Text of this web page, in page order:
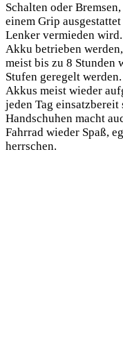
Schalten oder
einem Grip
Lenker vermieden
Akku betrieben
meist bis zu 8 Stunden
Stufen geregelt
Akkus meist wieder
jeden Tag
Handschuhen macht
Fahrrad wieder Spaß,
herrschen.